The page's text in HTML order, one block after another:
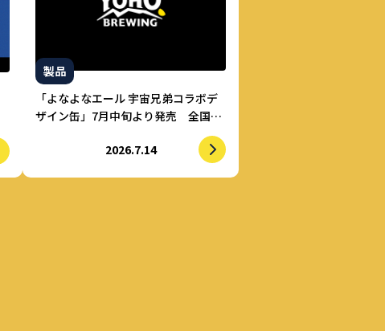
製品
「よなよなエール 宇宙兄弟コラボデ
ザイン缶」7月中旬より発売 全国の
ローソンで数量限定発売 売上の一
部をALS治療研究費としてせりか基金
2026.7.14